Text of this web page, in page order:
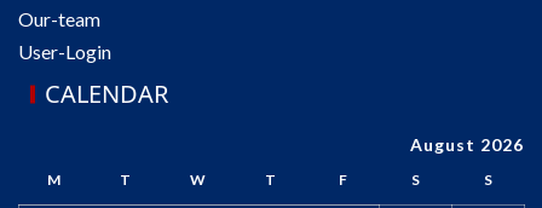
Our-team
User-Login
CALENDAR
August 2026
M T W T F S S